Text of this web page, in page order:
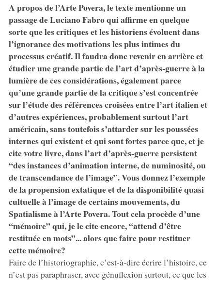
A propos de l’Arte Povera, le texte mentionne un
passage de Luciano Fabro qui affirme en quelque
sorte que les critiques et les historiens évoluent dans
l’ignorance des motivations les plus intimes du
processus créatif. Il faudra donc revenir en arrière et
étudier une grande partie de l’art d’après-guerre à la
lumière de ces considérations, également parce
qu’une grande partie de la critique s’est concentrée
sur l’étude des références croisées entre l’art italien et
d’autres expériences, probablement surtout l’art
américain, sans toutefois s’attarder sur les poussées
internes qui existent et qui sont fortes parce que, et je
cite votre livre, dans l’art d’après-guerre persistent
“des instances d’animation interne, de numinosité, ou
de transcendance de l’image”. Vous donnez l’exemple
de la propension extatique et de la disponibilité quasi
cultuelle à l’image de certains mouvements, du
Spatialisme à l’Arte Povera. Tout cela procède d’une
“mémoire” qui, je le cite encore, “attend d’être
restituée en mots”... alors que faire pour restituer
cette mémoire?
Faire de l’historiographie, c’est-à-dire écrire l’histoire, ce
n’est pas paraphraser, avec génuflexion surtout, ce que les